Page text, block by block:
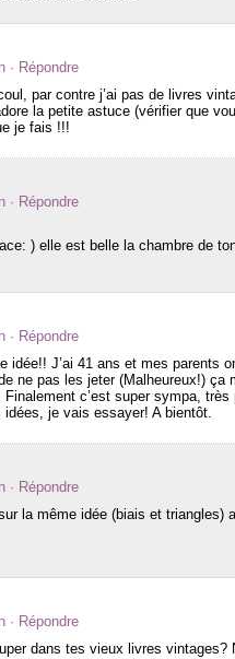
· Répondre
par contre j’ai pas de livres
la petite astuce (vérifier que
je fais !!!
· Répondre
) elle est belle la chambre de
· Répondre
idée!! J’ai 41 ans et mes parents
ne pas les jeter (Malheureux!) ça
c’est super sympa,
idées, je vais essayer! A bientôt.
· Répondre
la même idée (biais et
· Répondre
dans tes vieux livres vintages?